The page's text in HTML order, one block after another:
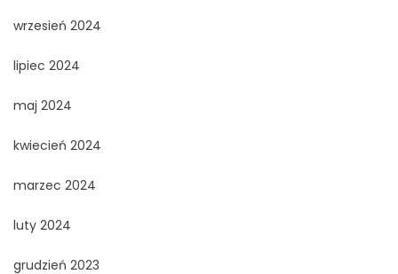
wrzesień 2024
lipiec 2024
maj 2024
kwiecień 2024
marzec 2024
luty 2024
grudzień 2023